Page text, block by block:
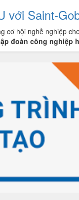
với Saint-
cơ hội nghề nghiệp
đoàn công nghiệp